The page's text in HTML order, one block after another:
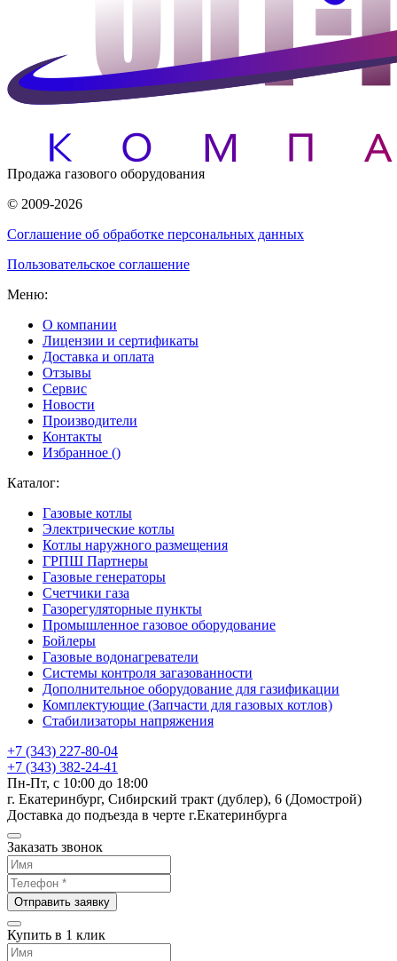
Продажа газового оборудования
© 2009-2026
Соглашение об обработке персональных данных
Пользовательское соглашение
Меню:
О компании
Лицензии и сертификаты
Доставка и оплата
Отзывы
Сервис
Новости
Производители
Контакты
Избранное ()
Каталог:
Газовые котлы
Электрические котлы
Котлы наружного размещения
ГРПШ Партнеры
Газовые генераторы
Счетчики газа
Газорегуляторные пункты
Промышленное газовое оборудование
Бойлеры
Газовые водонагреватели
Системы контроля загазованности
Дополнительное оборудование для газификации
Комплектующие (Запчасти для газовых котлов)
Стабилизаторы напряжения
+7 (343) 227-80-04
+7 (343) 382-24-41
Пн-Пт, с 10:00 до 18:00
г. Екатеринбург, Сибирский тракт (дублер), 6 (Домострой)
Доставка до подъезда в черте г.Екатеринбурга
Заказать звонок
Отправить заявку
Купить в 1 клик